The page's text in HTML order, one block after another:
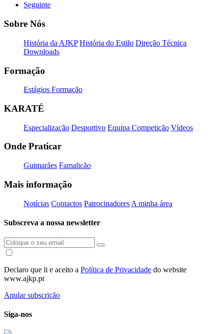
Seguinte
Sobre Nós
História da AJKP História do Estilo Direção Técnica
Downloads
Formação
Estágios Formação
KARATÉ
Especialização Desportivo Equipa Competição Vídeos
Onde Praticar
Guimarães Famalicão
Mais informação
Notícias Contactos Patrocinadores A minha área
Subscreva a nossa newsletter
Declaro que li e aceito a Política de Privacidade do website
www.ajkp.pt
Anular subscrição
Siga-nos